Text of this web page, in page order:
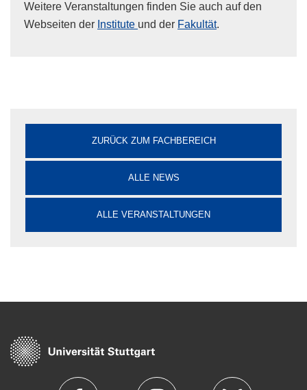
Weitere Veranstaltungen finden Sie auch auf den
Webseiten der Institute und der Fakultät.
ZURÜCK ZUM FACHBEREICH
ALLE NEWS
ALLE VERANSTALTUNGEN